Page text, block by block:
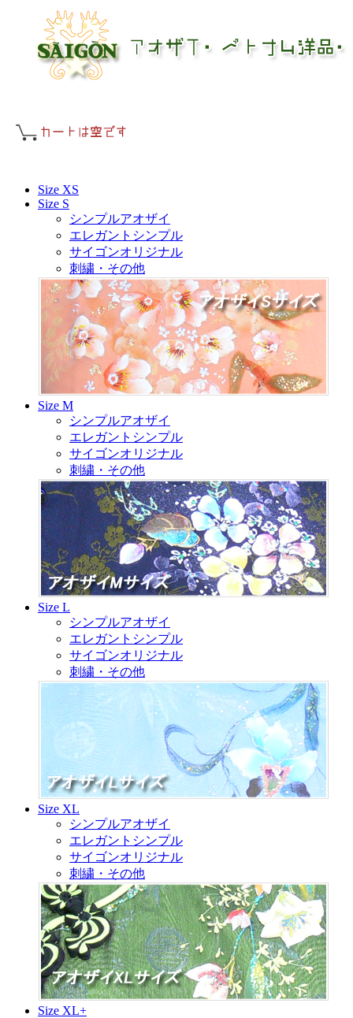
Size XS
Size S
シンプルアオザイ
エレガントシンプル
サイゴンオリジナル
刺繍・その他
Size M
シンプルアオザイ
エレガントシンプル
サイゴンオリジナル
刺繍・その他
Size L
シンプルアオザイ
エレガントシンプル
サイゴンオリジナル
刺繍・その他
Size XL
シンプルアオザイ
エレガントシンプル
サイゴンオリジナル
刺繍・その他
Size XL+